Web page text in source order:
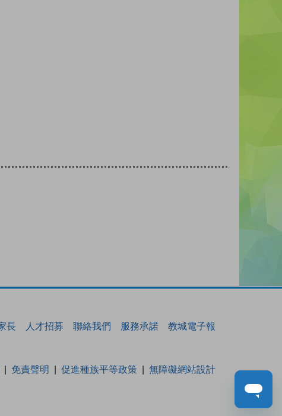
長 人才招募 聯絡我們 服務承諾 教城電子報
免責聲明 促進種族平等政策 無障礙網站設計